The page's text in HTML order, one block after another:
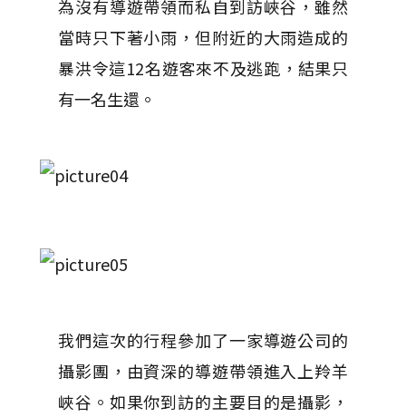
為沒有導遊帶領而私自到訪峽谷，雖然
當時只下著小雨，但附近的大雨造成的
暴洪令這12名遊客來不及逃跑，結果只
有一名生還。
我們這次的行程參加了一家導遊公司的
攝影團，由資深的導遊帶領進入上羚羊
峽谷。如果你到訪的主要目的是攝影，